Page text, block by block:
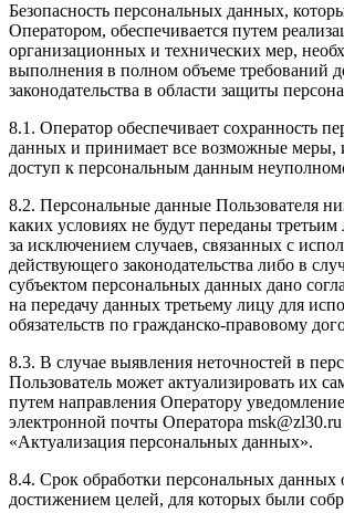
Безопасность персональных данных,
Оператором, обеспечивается путем
организационных и технических мер,
выполнения в полном объеме требований
законодательства в области защиты
8.1. Оператор обеспечивает сохранность
данных и принимает все возможные
доступ к персональным данным
8.2. Персональные данные Пользователя
каких условиях не будут переданы третьим
за исключением случаев, связанных с
действующего законодательства либо в
субъектом персональных данных дано
на передачу данных третьему лицу для
обязательств по гражданско-правовому
8.3. В случае выявления неточностей в
Пользователь может актуализировать их
путем направления Оператору
электронной почты Оператора
«Актуализация персональных данных».
8.4. Срок обработки персональных данных
достижением целей, для которых были